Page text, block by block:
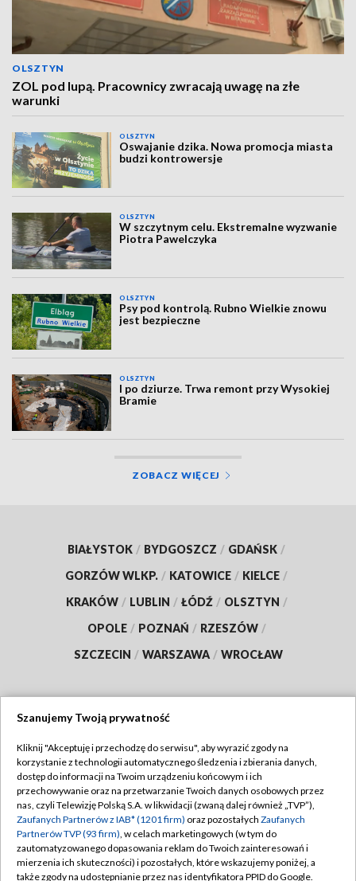
OLSZTYN
ZOL pod lupą. Pracownicy zwracają uwagę na złe
warunki
OLSZTYN
Oswajanie dzika. Nowa promocja miasta
budzi kontrowersje
OLSZTYN
W szczytnym celu. Ekstremalne wyzwanie
Piotra Pawelczyka
OLSZTYN
Psy pod kontrolą. Rubno Wielkie znowu
jest bezpieczne
OLSZTYN
I po dziurze. Trwa remont przy Wysokiej
Bramie
ZOBACZ WIĘCEJ
BIAŁYSTOK / BYDGOSZCZ / GDAŃSK /
GORZÓW WLKP. / KATOWICE / KIELCE /
KRAKÓW / LUBLIN / ŁÓDŹ / OLSZTYN /
OPOLE / POZNAŃ / RZESZÓW /
SZCZECIN / WARSZAWA / WROCŁAW
TVP
Abonament TVP
Emisja w TVP
Centrum informacji TVP
Naziemna Telewizja Cyfrowa
Regulamin TVP
Polityka prywatności
Moje zgody
Pomoc
Szanujemy Twoją prywatność
Kliknij "Akceptuję i przechodzę do serwisu", aby wyrazić zgody na
korzystanie z technologii automatycznego śledzenia i zbierania danych,
dostęp do informacji na Twoim urządzeniu końcowym i ich
przechowywanie oraz na przetwarzanie Twoich danych osobowych przez
nas, czyli Telewizję Polską S.A. w likwidacji (zwaną dalej również „TVP”),
Zaufanych Partnerów z IAB* (1201 firm) oraz pozostałych Zaufanych
Partnerów TVP (93 firm), w celach marketingowych (w tym do
zautomatyzowanego dopasowania reklam do Twoich zainteresowań i
mierzenia ich skuteczności) i pozostałych, które wskazujemy poniżej, a
także zgody na udostępnianie przez nas identyfikatora PPID do Google.